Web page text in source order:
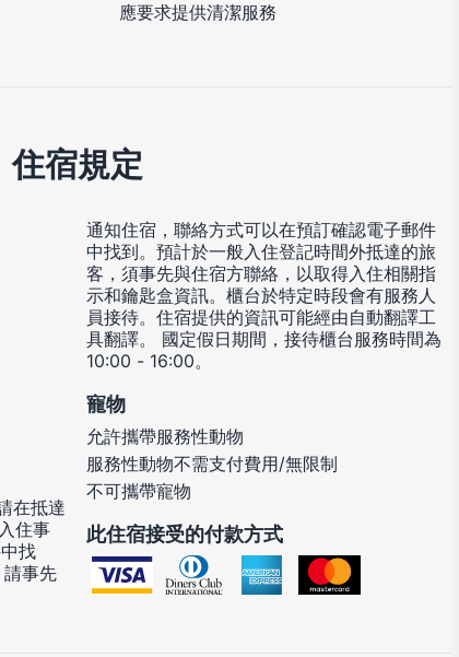
應要求提供清潔服務
住宿規定
在抵達
住事
找
事先
通知住宿，聯絡方式可以在預訂確認電子郵件
中找到。預計於一般入住登記時間外抵達的旅
客，須事先與住宿方聯絡，以取得入住相關指
示和鑰匙盒資訊。櫃台於特定時段會有服務人
員接待。住宿提供的資訊可能經由自動翻譯工
具翻譯。 國定假日期間，接待櫃台服務時間為
10:00 - 16:00。
寵物
允許攜帶服務性動物
服務性動物不需支付費用/無限制
不可攜帶寵物
此住宿接受的付款方式